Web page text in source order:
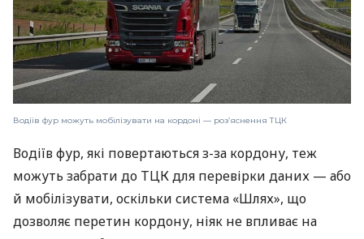
Водіїв фур можуть мобілізувати на кордоні — роз’яснення ТЦК
Водіїв фур, які повертаються з-за кордону, теж
можуть забрати до ТЦК для перевірки даних — або
й мобілізувати, оскільки система «Шлях», що
дозволяє перетин кордону, ніяк не впливає на